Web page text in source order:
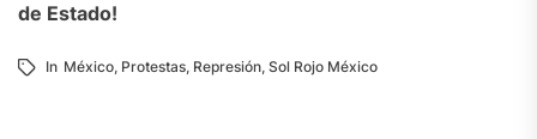
de Estado!
In México, Protestas, Represión, Sol Rojo México